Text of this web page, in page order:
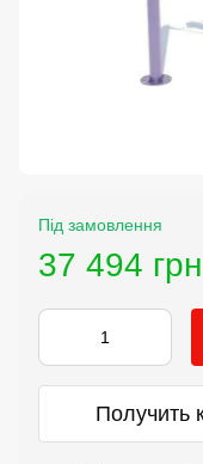
Під замовлення
37 494 грн
Получить